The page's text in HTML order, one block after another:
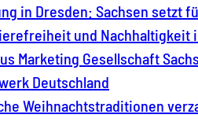
in Dresden: Sachsen setzt
und Nachhaltigkeit
Marketing Gesellschaft
Deutschland
Weihnachtstraditionen